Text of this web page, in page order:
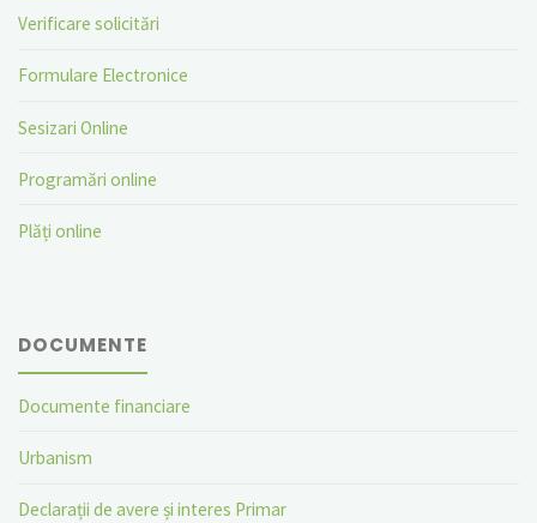
Verificare solicitări
Formulare Electronice
Sesizari Online
Programări online
Plăți online
DOCUMENTE
Documente financiare
Urbanism
Declarații de avere și interes Primar